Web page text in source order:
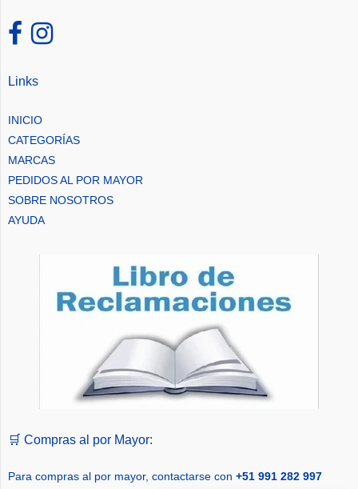
Links
INICIO
CATEGORÍAS
MARCAS
PEDIDOS AL POR MAYOR
SOBRE NOSOTROS
AYUDA
🛒 Compras al por Mayor:
Para compras al por mayor, contactarse con +51 991 282 997